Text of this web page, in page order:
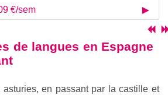
€/sem
de langues en Espagne
en passant par la castille et